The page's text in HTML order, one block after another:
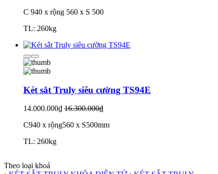
C 940 x rộng 560 x S 500
TL: 260kg
Két sắt Truly siêu cường TS94E
14.000.000₫ 16.300.000₫
C940 x rộng560 x S500mm
TL: 260kg
Theo loại khoá